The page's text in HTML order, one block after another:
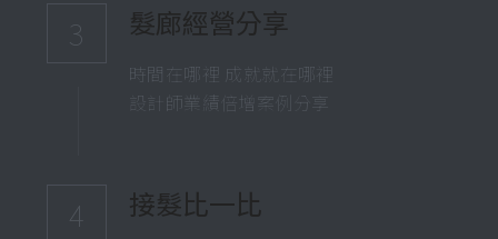
3 髮廊經營分享
時間在哪裡 成就就在哪裡
設計師業績倍增案例分享
4 接髮比一比